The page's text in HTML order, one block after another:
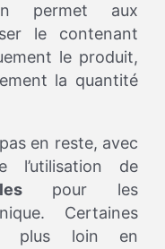
permet aux
le contenant
le produit,
la quantité
en reste, avec
l’utilisation de
pour les
Certaines
plus loin en